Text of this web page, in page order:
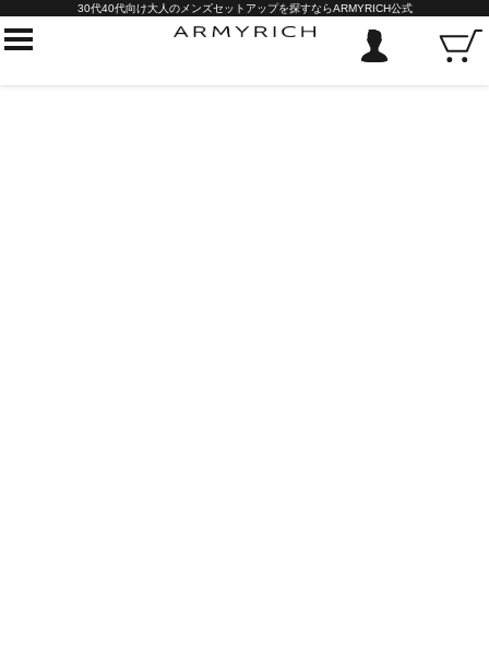
30代40代向け大人のメンズセットアップを探すならARMYRICH公式